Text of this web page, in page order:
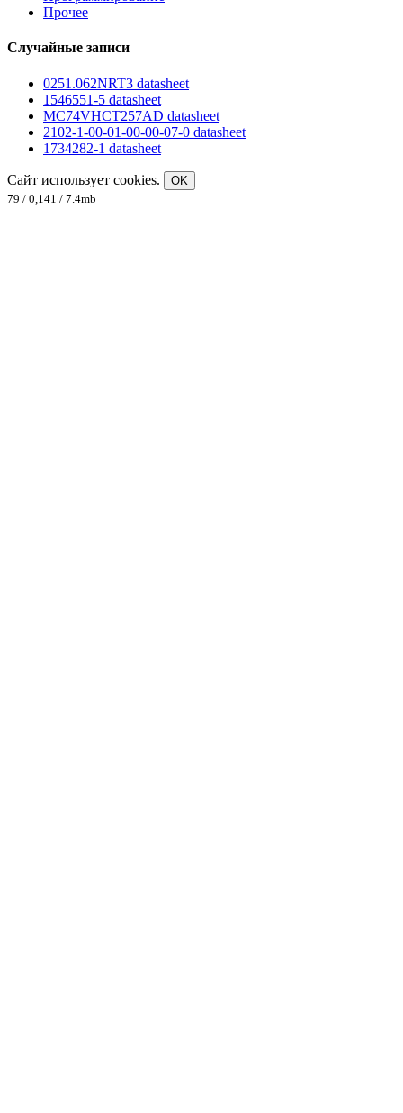
Прочее
Случайные записи
0251.062NRT3 datasheet
1546551-5 datasheet
MC74VHCT257AD datasheet
2102-1-00-01-00-00-07-0 datasheet
1734282-1 datasheet
Сайт использует cookies.
OK
79 / 0,141 / 7.4mb